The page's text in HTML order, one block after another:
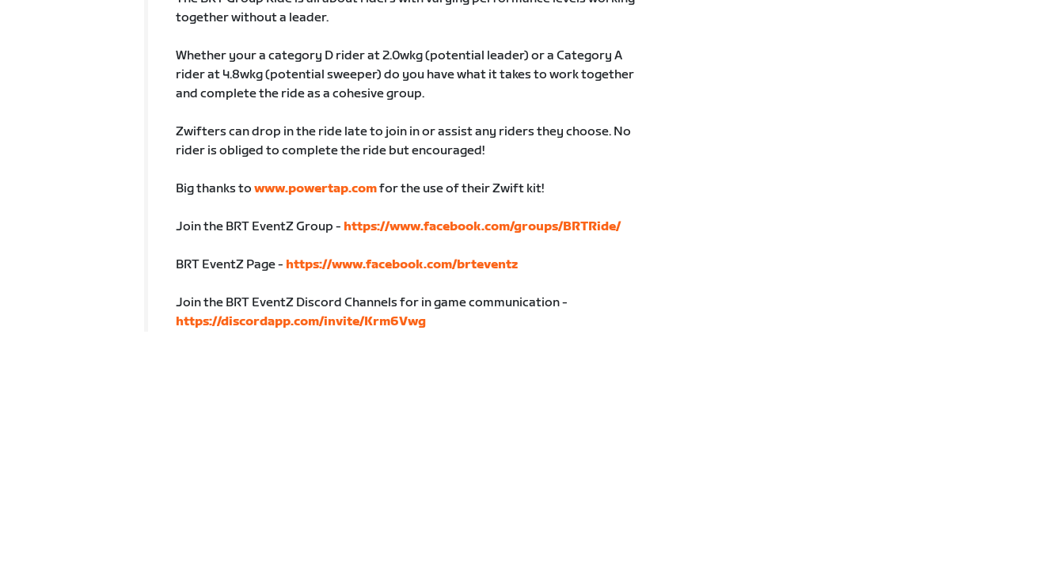
together without a leader.
Whether your a category D rider at 2.0wkg (potential leader) or a Category A
rider at 4.8wkg (potential sweeper) do you have what it takes to work together
and complete the ride as a cohesive group.
Zwifters can drop in the ride late to join in or assist any riders they choose. No
rider is obliged to complete the ride but encouraged!
Big thanks to www.powertap.comfor the use of their Zwift kit!
Join the BRT EventZ Group - https://www.facebook.com/groups/BRTRide/
BRT EventZ Page - https://www.facebook.com/brteventz
Join the BRT EventZ Discord Channels for in game communication -
https://discordapp.com/invite/Krm6Vwg